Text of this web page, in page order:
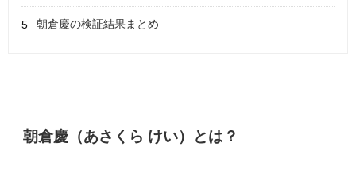
朝倉慶の検証結果まとめ
朝倉慶（あさくら けい）とは？